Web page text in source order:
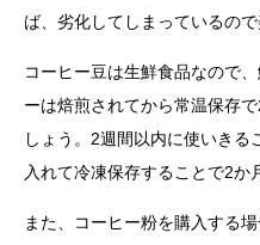
ば、劣化してしまっているので
コーヒー豆は生鮮食品なので
ーは焙煎されてから常温保存
しょう。2週間以内に使いきる
入れて冷凍保存することで2か
また、コーヒー粉を購入する